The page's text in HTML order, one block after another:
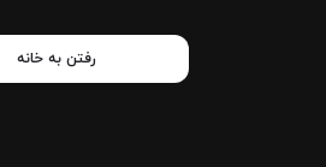
رفتن به خانه